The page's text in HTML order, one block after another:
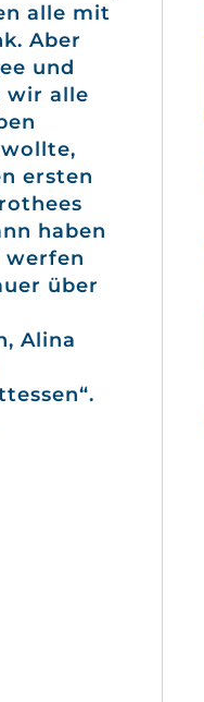
alle mit
Aber
und
wir alle
ersten
haben
werfen
über
Alina